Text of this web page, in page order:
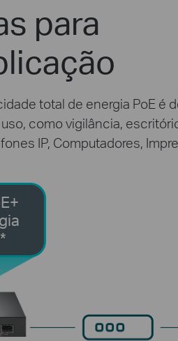
para
total de energia PoE é
como vigilância,
IP, Computadores,